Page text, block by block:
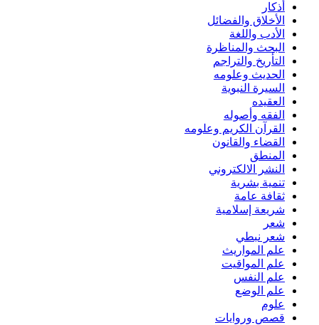
أذكار
الأخلاق والفضائل
الأدب واللغة
البحث والمناظرة
التأريخ والتراجم
الحديث وعلومه
السيرة النبوية
العقيده
الفقه وأصوله
القرآن الكريم وعلومه
القضاء والقانون
المنطق
النشر الالكتروني
تنمية بشرية
ثقافة عامة
شريعة إسلامية
شعر
شعر نبطي
علم المواريث
علم المواقيت
علم النفس
علم الوضع
علوم
قصص وروايات